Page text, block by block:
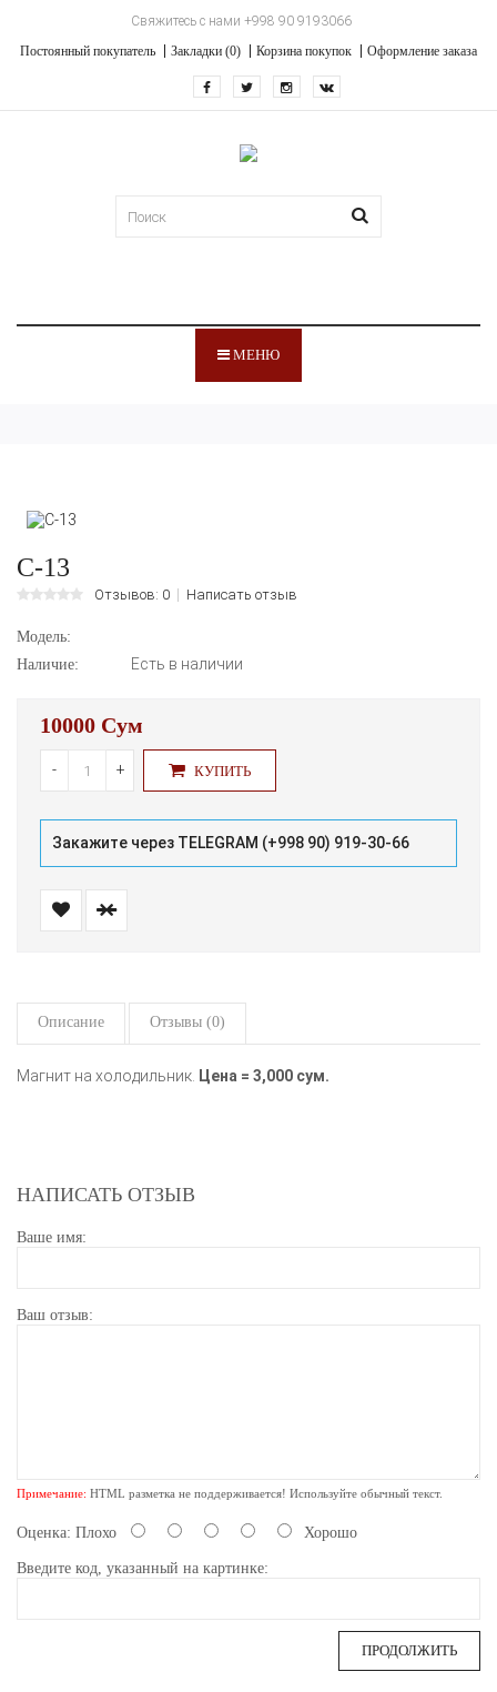
Свяжитесь с нами +998 90 9193066
Постоянный покупатель
Закладки (0) Корзина покупок Оформление заказа
МЕНЮ
С-13
Отзывов: 0 Написать отзыв
Модель:
Наличие:
Есть в наличии
10000 Сум
- + КУПИТЬ
Закажите через TELEGRAM (+998 90) 919-30-66
Описание Отзывы (0)
Магнит на холодильник. Цена = 3,000 сум.
НАПИСАТЬ ОТЗЫВ
Ваше имя:
Ваш отзыв:
Примечание: HTML разметка не поддерживается! Используйте обычный текст.
Оценка: Плохо Хорошо
Введите код, указанный на картинке:
ПРОДОЛЖИТЬ